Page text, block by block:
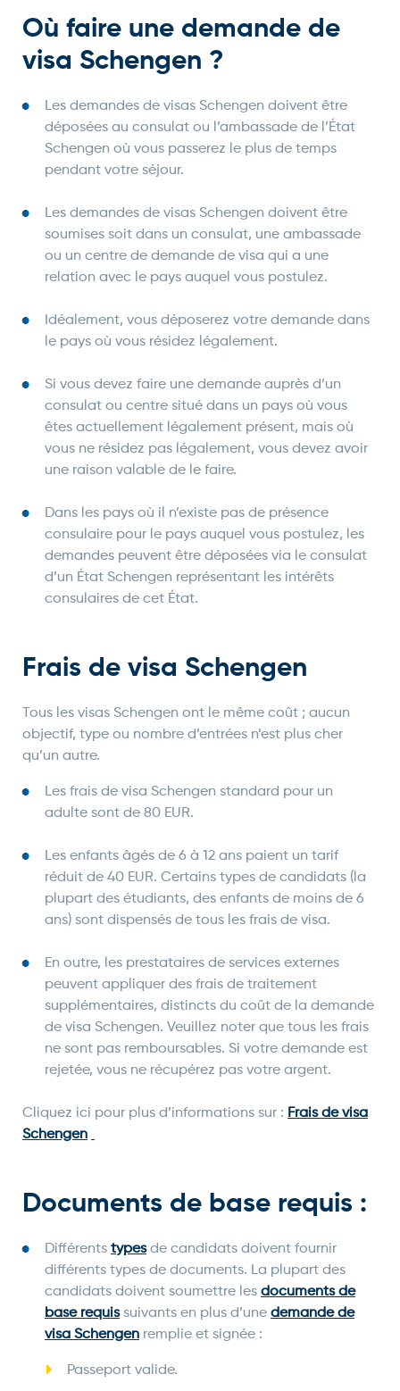
Où faire une demande de
visa Schengen ?
Les demandes de visas Schengen doivent être
déposées au consulat ou l’ambassade de l’État
Schengen où vous passerez le plus de temps
pendant votre séjour.
Les demandes de visas Schengen doivent être
soumises soit dans un consulat, une ambassade
ou un centre de demande de visa qui a une
relation avec le pays auquel vous postulez.
Idéalement, vous déposerez votre demande dans
le pays où vous résidez légalement.
Si vous devez faire une demande auprès d’un
consulat ou centre situé dans un pays où vous
êtes actuellement légalement présent, mais où
vous ne résidez pas légalement, vous devez avoir
une raison valable de le faire.
Dans les pays où il n’existe pas de présence
consulaire pour le pays auquel vous postulez, les
demandes peuvent être déposées via le consulat
d’un État Schengen représentant les intérêts
consulaires de cet État.
Frais de visa Schengen
Tous les visas Schengen ont le même coût ; aucun
objectif, type ou nombre d’entrées n’est plus cher
qu’un autre.
Les frais de visa Schengen standard pour un
adulte sont de 80 EUR.
Les enfants âgés de 6 à 12 ans paient un tarif
réduit de 40 EUR. Certains types de candidats (la
plupart des étudiants, des enfants de moins de 6
ans) sont dispensés de tous les frais de visa.
En outre, les prestataires de services externes
peuvent appliquer des frais de traitement
supplémentaires, distincts du coût de la demande
de visa Schengen. Veuillez noter que tous les frais
ne sont pas remboursables. Si votre demande est
rejetée, vous ne récupérez pas votre argent.
Cliquez ici pour plus d’informations sur : Frais de visa
Schengen
Documents de base requis :
Différents types de candidats doivent fournir
différents types de documents. La plupart des
candidats doivent soumettre les documents de
base requissuivants en plus d’une demande de
visa Schengen remplie et signée :
Passeport valide.